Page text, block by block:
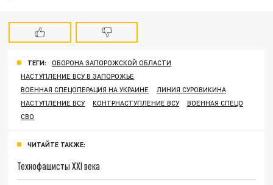
ТЕГИ:
ОБОРОНА ЗАПОРОЖСКОЙ ОБЛАСТИ
НАСТУПЛЕНИЕ ВСУ В ЗАПОРОЖЬЕ
ВОЕННАЯ СПЕЦОПЕРАЦИЯ НА УКРАИНЕ
ЛИНИЯ СУРОВИКИНА
НАСТУПЛЕНИЕ ВСУ
КОНТРНАСТУПЛЕНИЕ ВСУ
ВОЕННАЯ СПЕЦО
СВО
ЧИТАЙТЕ ТАКЖЕ:
Технофашисты XXI века